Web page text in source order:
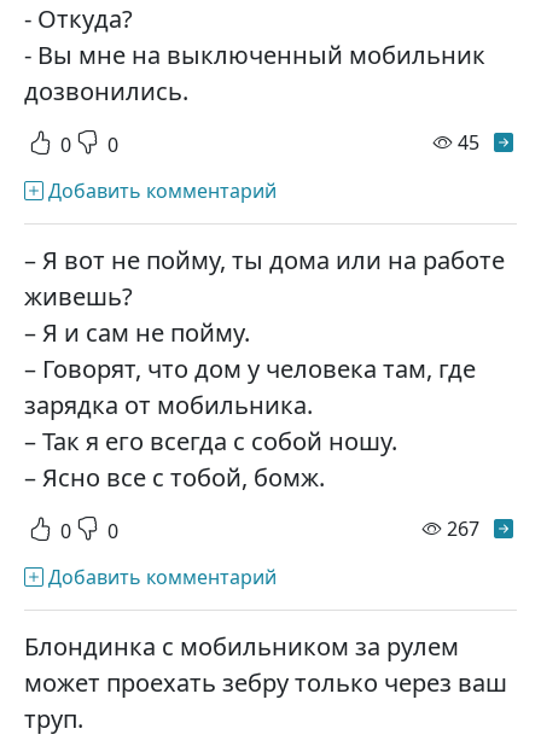
- Откуда?
- Вы мне на выключенный мобильник
дозвонились.
0 0 45
Добавить комментарий
– Я вот не пойму, ты дома или на работе
живешь?
– Я и сам не пойму.
– Говорят, что дом у человека там, где
зарядка от мобильника.
– Так я его всегда с собой ношу.
– Ясно все с тобой, бомж.
0 0 267
Добавить комментарий
Блондинка с мобильником за рулем
может проехать зебру только через ваш
труп.